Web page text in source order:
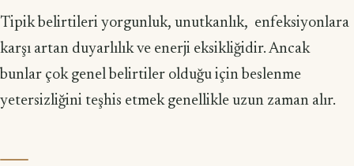
Tipik belirtileri yorgunluk, unutkanlık, enfeksiyonlara
karşı artan duyarlılık ve enerji eksikliğidir. Ancak
bunlar çok genel belirtiler olduğu için beslenme
yetersizliğini teşhis etmek genellikle uzun zaman alır.